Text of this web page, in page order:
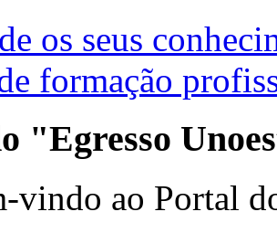
os seus
formação
"Egresso
vindo ao Portal